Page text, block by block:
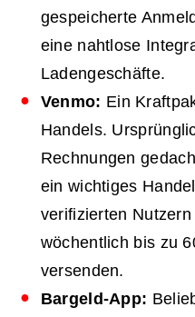
gespeicherte
eine nahtlose
Ladengeschäfte.
Venmo: Ein
Handels.
Rechnungen
ein wichtiges
verifizierten
wöchentlich bis zu
versenden.
Bargeld-App: